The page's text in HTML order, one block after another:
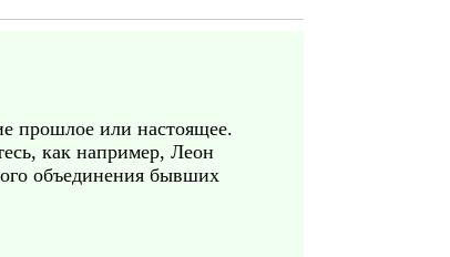
прошлое или настоящее.
как например, Леон
объединения бывших